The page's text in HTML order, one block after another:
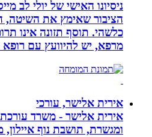
הציבור שאימץ את השיטה,
כלשהי. תוסף תזונה אינו תרופה
מרפא, יש להיוועץ עם רופא לפני
אירית אלישר, עורכי
אירית אלישר - משרד עורכת דין,
ומגשרת, תושבת נוף איילון,